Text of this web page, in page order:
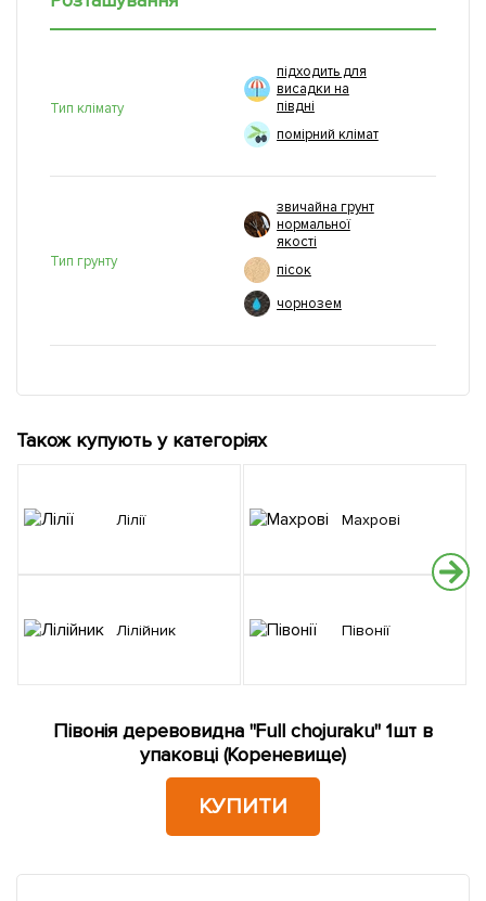
Тип клімату
підходить для
висадки на
півдні
помірний клімат
Тип грунту
звичайна грунт
нормальної
якості
пісок
чорнозем
Також купують у категоріях
Лілії
Лілійник
Махрові
Півонії
Півонія деревовидна "Full chojuraku" 1шт в
упаковці (Кореневище)
КУПИТИ